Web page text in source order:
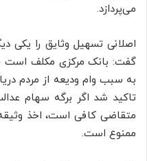
می‌پردازد.
اصلانی تسهیل وثایق را یکی
گفت: بانک مرکزی مکلف است
به سبب وام ودیعه از مردم
تاکید شد اگر برگه سهام
متقاضی کافی است، اخذ
ممنوع است.